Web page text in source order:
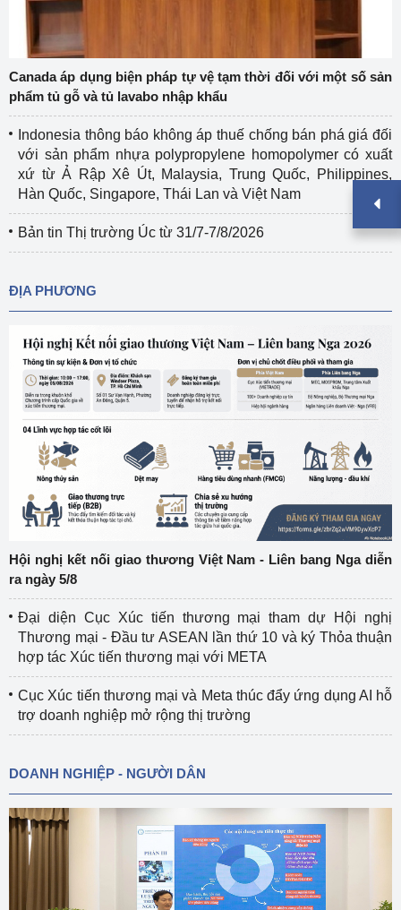
Canada áp dụng biện pháp tự vệ tạm thời đối với một số sản
phẩm tủ gỗ và tủ lavabo nhập khẩu
Indonesia thông báo không áp thuế chống bán phá giá đối
với sản phẩm nhựa polypropylene homopolymer có xuất
xứ từ Ả Rập Xê Út, Malaysia, Trung Quốc, Philippines,
Hàn Quốc, Singapore, Thái Lan và Việt Nam
Bản tin Thị trường Úc từ 31/7-7/8/2026
ĐỊA PHƯƠNG
Hội nghị kết nối giao thương Việt Nam - Liên bang Nga diễn
ra ngày 5/8
Đại diện Cục Xúc tiến thương mại tham dự Hội nghị
Thương mại - Đầu tư ASEAN lần thứ 10 và ký Thỏa thuận
hợp tác Xúc tiến thương mại với META
Cục Xúc tiến thương mại và Meta thúc đẩy ứng dụng AI hỗ
trợ doanh nghiệp mở rộng thị trường
DOANH NGHIỆP - NGƯỜI DÂN